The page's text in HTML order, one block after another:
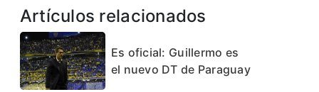
Artículos relacionados
Es oficial: Guillermo es
el nuevo DT de Paraguay